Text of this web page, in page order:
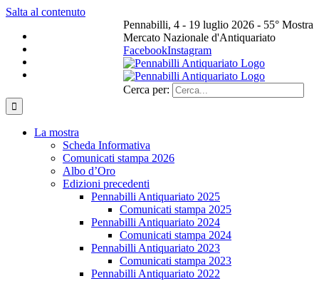
Salta al contenuto
Pennabilli, 4 - 19 luglio 2026 - 55° Mostra
Mercato Nazionale d'Antiquariato
FacebookInstagram
Cerca per:
La mostra
Scheda Informativa
Comunicati stampa 2026
Albo d’Oro
Edizioni precedenti
Pennabilli Antiquariato 2025
Comunicati stampa 2025
Pennabilli Antiquariato 2024
Comunicati stampa 2024
Pennabilli Antiquariato 2023
Comunicati stampa 2023
Pennabilli Antiquariato 2022